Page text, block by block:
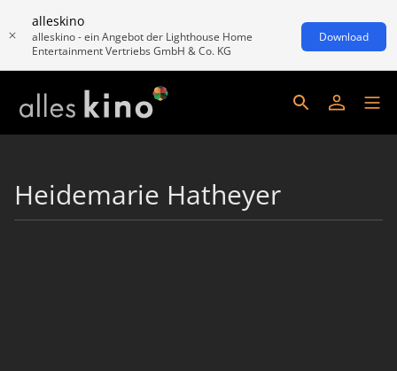
alleskino
alleskino - ein Angebot der Lighthouse Home
Entertainment Vertriebs GmbH & Co. KG
Download
Heidemarie Hatheyer